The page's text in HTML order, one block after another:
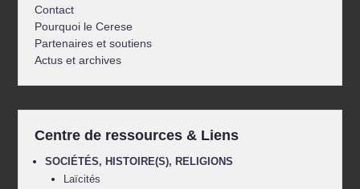
Contact
Pourquoi le Cerese
Partenaires et soutiens
Actus et archives
Centre de ressources & Liens
SOCIÉTÉS, HISTOIRE(S), RELIGIONS
Laïcités